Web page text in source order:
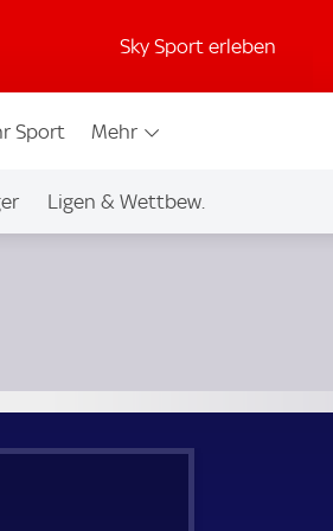
Sky Sport erleben
Sport Mehr
Ligen & Wettbew.